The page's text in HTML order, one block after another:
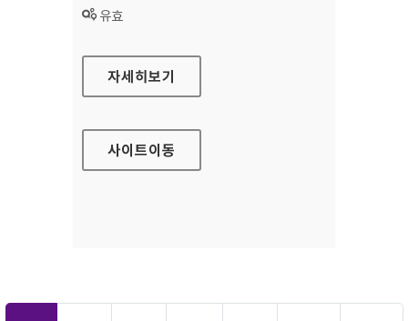
상태 :
유효
여신금융협회 소비자지원센터
자세히보기
사이트이동